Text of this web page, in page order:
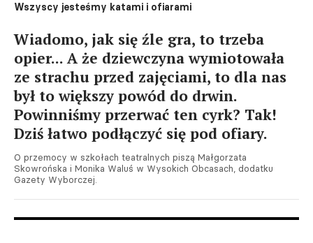
Wszyscy jesteśmy katami i ofiarami
Wiadomo, jak się źle gra, to trzeba
opier... A że dziewczyna wymiotowała
ze strachu przed zajęciami, to dla nas
był to większy powód do drwin.
Powinniśmy przerwać ten cyrk? Tak!
Dziś łatwo podłączyć się pod ofiary.
O przemocy w szkołach teatralnych piszą Małgorzata
Skowrońska i Monika Waluś w Wysokich Obcasach, dodatku
Gazety Wyborczej.